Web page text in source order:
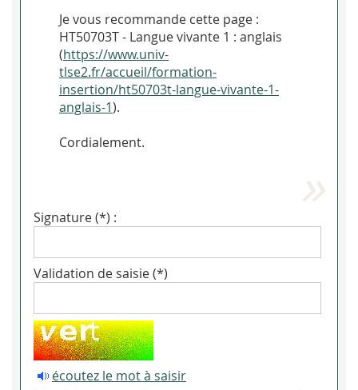
Je vous recommande cette page :
HT50703T - Langue vivante 1 : anglais
(https://www.univ-
tlse2.fr/accueil/formation-
insertion/ht50703t-langue-vivante-1-
anglais-1).
Cordialement.
Signature (*) :
Validation de saisie (*)
écoutez le mot à saisir